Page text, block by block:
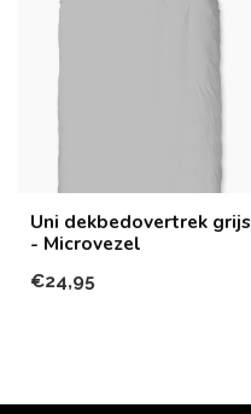
Uni dekbedovertrek grijs
- Microvezel
€24,95